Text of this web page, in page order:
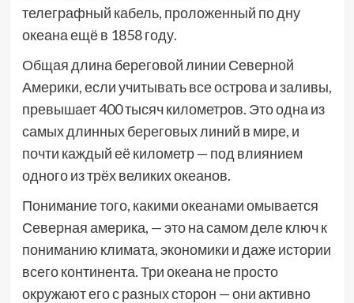
телеграфный кабель, проложенный по дну
океана ещё в 1858 году.
Общая длина береговой линии Северной
Америки, если учитывать все острова и заливы,
превышает 400 тысяч километров. Это одна из
самых длинных береговых линий в мире, и
почти каждый её километр — под влиянием
одного из трёх великих океанов.
Понимание того, какими океанами омывается
Северная америка, — это на самом деле ключ к
пониманию климата, экономики и даже истории
всего континента. Три океана не просто
окружают его с разных сторон — они активно